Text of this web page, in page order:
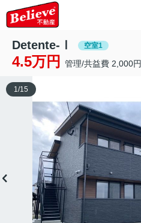
Detente-Ⅰ 空室1
4.5万円 管理/共益費 2,000円
1/15